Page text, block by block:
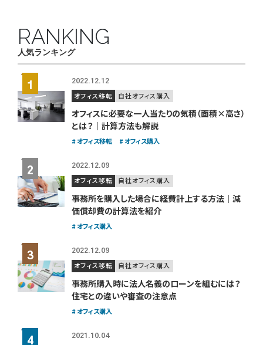
人気ランキング
RANKING
2022.12.12
オフィス移転 自社オフィス購入
オフィスに必要な一人当たりの気積（面積×高さ）
とは？｜計算方法も解説
オフィス移転 オフィス購入
2022.12.09
オフィス移転 自社オフィス購入
事務所を購入した場合に経費計上する方法｜減
価償却費の計算法を紹介
オフィス購入
2022.12.09
オフィス移転 自社オフィス購入
事務所購入時に法人名義のローンを組むには？
住宅との違いや審査の注意点
オフィス購入
2021.10.04